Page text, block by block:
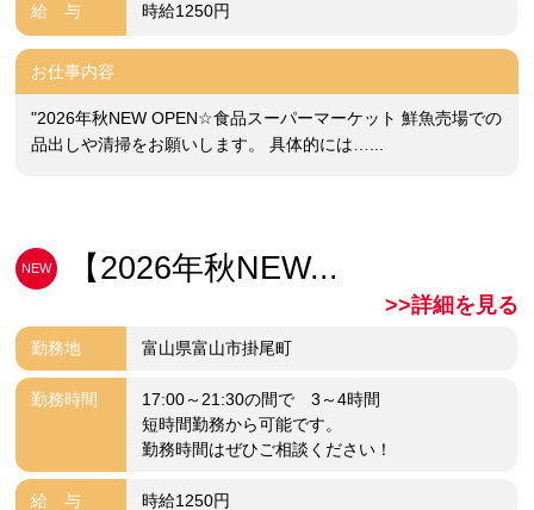
給 与 時給1250円
お仕事内容
"2026年秋NEW OPEN☆食品スーパーマーケット 鮮魚売場での
品出しや清掃をお願いします。 具体的には…...
NEW 【2026年秋NEW...
>>詳細を見る
勤務地 富山県富山市掛尾町
勤務時間
17:00～21:30の間で 3～4時間
短時間勤務から可能です。
勤務時間はぜひご相談ください！
給 与 時給1250円